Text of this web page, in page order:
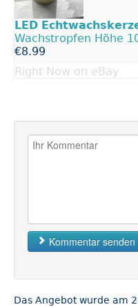
LED
Wachstropfen Höhe
€8.99
Right Now on eBay
Kommentar senden
Das Angebot wurde am